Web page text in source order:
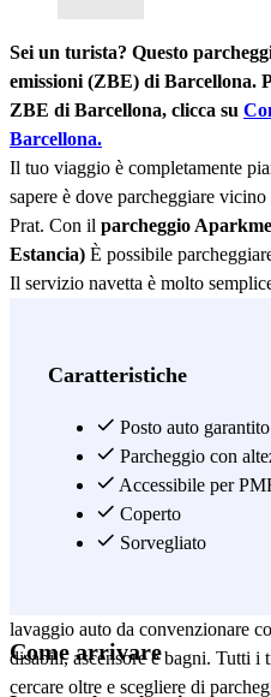
Sei un turista? Questo
emissioni (ZBE) di Barcellona.
ZBE di Barcellona, clicca su
Barcellona.
Il tuo viaggio è completamente
sapere è dove parcheggiare
Prat. Con il parcheggio
Estancia) È possibile
Il servizio navetta è molto
chiavi in questo parcheggio e che
numero di telefono riportato sul
prendervi e a portarvi al
si trova a soli 10 minuti
parcheggio di Fira. Ha un orario
problemi se il tuo volo parte
lavaggio auto da convenzionare
disabili, ascensore e bagni. Tutti
cercare oltre e scegliere di
Caratteristiche
Posto auto garantito
Parcheggio con
Accessibile per
Coperto
Sorvegliato
Come arrivare